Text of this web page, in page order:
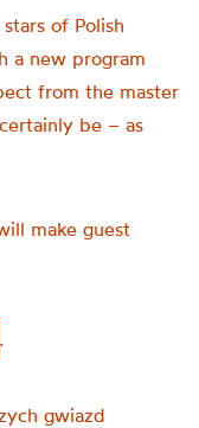
stars of Polish
a new program
from the master
certainly be – as
make guest
.
gwiazd